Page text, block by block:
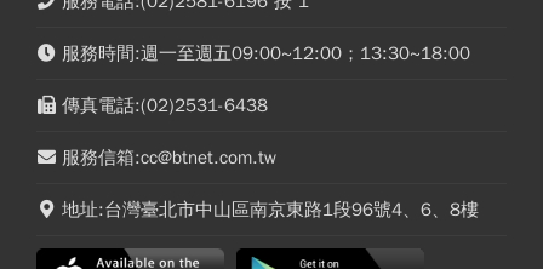
服務時間:週一至週五09:00~12:00；13:30~18:00
傳真電話:(02)2531-6438
服務信箱:cc@btnet.com.tw
地址:台灣臺北市中山區南京東路1段96號4、6、8樓